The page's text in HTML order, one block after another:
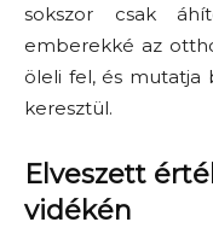
sokszor csak
emberekké az
öleli fel, és mutatja
keresztül.
Elveszett
vidékén